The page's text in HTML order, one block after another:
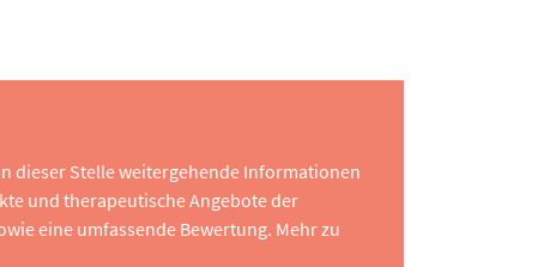
dieser Stelle weitergehende Informationen
und therapeutische Angebote der
eine umfassende Bewertung. Mehr zu